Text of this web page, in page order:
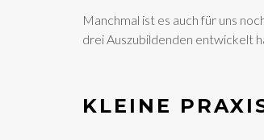
Manchmal ist es auch für uns
drei Auszubildenden entwickelt
KLEINE